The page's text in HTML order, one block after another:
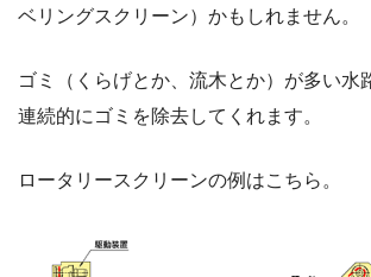
ベリングスクリーン）かもしれません。
ゴミ（くらげとか、流木とか）が多い水
連続的にゴミを除去してくれます。
ロータリースクリーンの例はこちら。